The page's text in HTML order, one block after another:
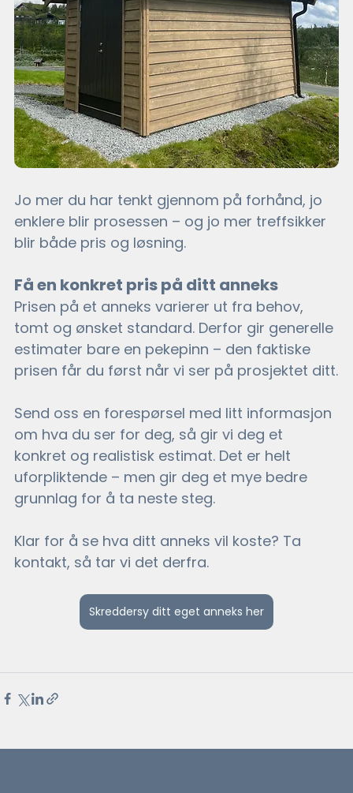
Jo mer du har tenkt gjennom på forhånd, jo
enklere blir prosessen – og jo mer treffsikker
blir både pris og løsning.
Få en konkret pris på ditt anneks
Prisen på et anneks varierer ut fra behov,
tomt og ønsket standard. Derfor gir generelle
estimater bare en pekepinn – den faktiske
prisen får du først når vi ser på prosjektet ditt.
Send oss en forespørsel med litt informasjon
om hva du ser for deg, så gir vi deg et
konkret og realistisk estimat. Det er helt
uforpliktende – men gir deg et mye bedre
grunnlag for å ta neste steg.
Klar for å se hva ditt anneks vil koste? Ta
kontakt, så tar vi det derfra.
Skreddersy ditt eget anneks her